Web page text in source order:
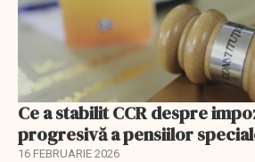
Ce a stabilit CCR despre
progresivă a pensiilor
16 FEBRUARIE 2026